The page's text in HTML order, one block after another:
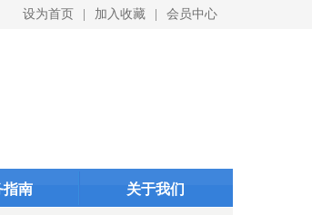
设为首页 加入收藏 会员中心
指南 关于我们